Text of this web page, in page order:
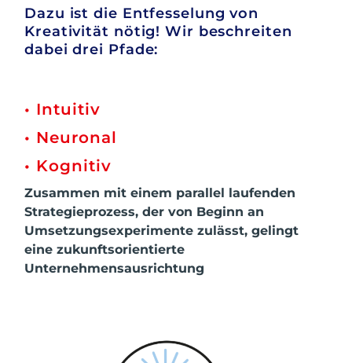
Dazu ist die Entfesselung von
Kreativität nötig! Wir beschreiten
dabei drei Pfade:
• Intuitiv
• Neuronal
• Kognitiv
Zusammen mit einem parallel laufenden
Strategieprozess, der von Beginn an
Umsetzungsexperimente zulässt, gelingt
eine zukunftsorientierte
Unternehmensausrichtung